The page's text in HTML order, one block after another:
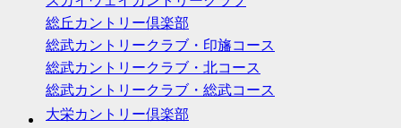
総丘カントリー倶楽部
総武カントリークラブ・印旛コース
総武カントリークラブ・北コース
総武カントリークラブ・総武コース
大栄カントリー倶楽部